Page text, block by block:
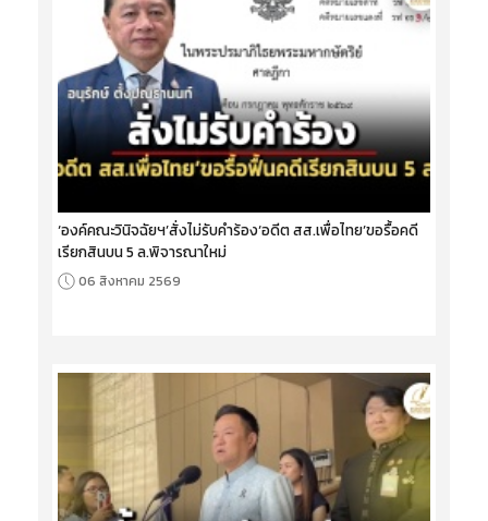
‘องค์คณะวินิจฉัยฯ’สั่งไม่รับคำร้อง‘อดีต สส.เพื่อไทย’ขอรื้อคดี
เรียกสินบน 5 ล.พิจารณาใหม่
06 สิงหาคม 2569